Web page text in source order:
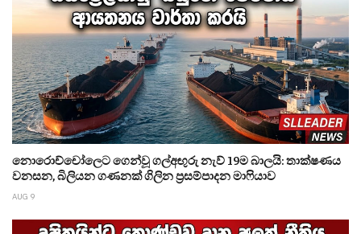
නොරොච්චෝලෙට ගෙන්වූ ගල්අඟුරු නැව් 19ම බාලයි: තාක්ෂණය
වනසන, බිලියන ගණනක් ගිලින ප්‍රසම්පාදන මාෆියාව
AUG 9